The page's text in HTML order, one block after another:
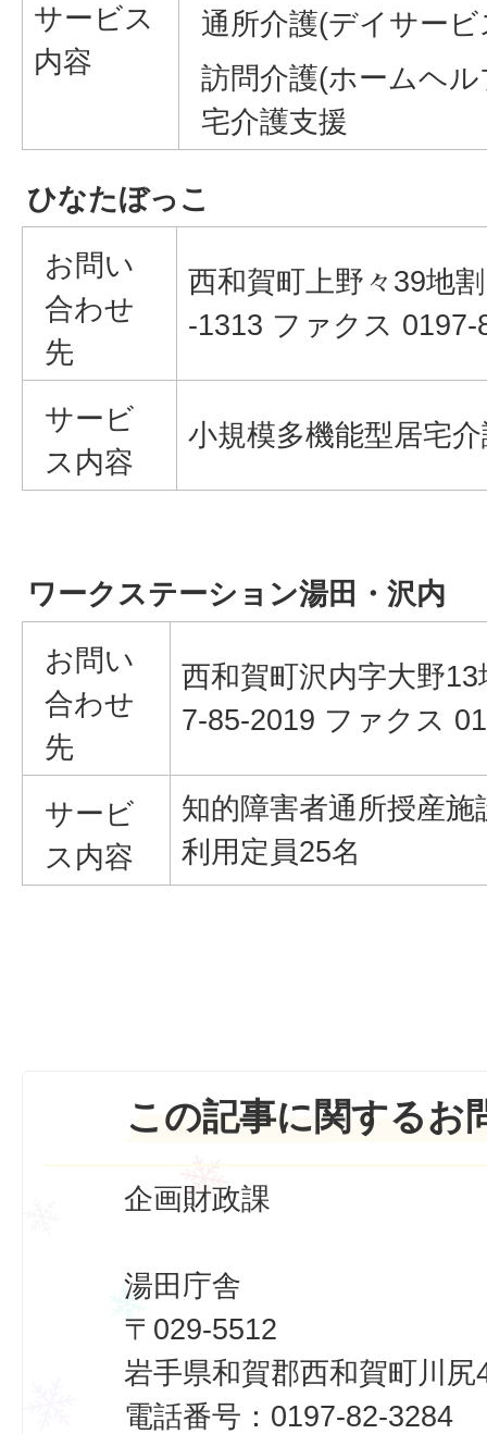
サービス
内容
通所介護(デイサー
訪問介護(ホームヘ
宅介護支援
ひなたぼっこ
お問い
合わせ
先
西和賀町上野々39地
-1313 ファクス 0197-
サービ
ス内容
小規模多機能型居宅
ワークステーション湯田・沢内
お問い
合わせ
先
西和賀町沢内字大野
7-85-2019 ファクス
サービ
ス内容
知的障害者通所授産
利用定員25名
この記事に関するお
企画財政課
湯田庁舎
〒029-5512
岩手県和賀郡西和賀町川
電話番号：0197-82-3284